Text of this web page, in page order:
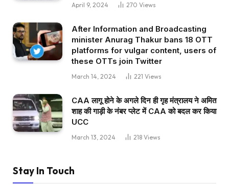
April 9, 2024 270 Views
After Information and Broadcasting
minister Anurag Thakur bans 18 OTT
platforms for vulgar content, users of
these OTTs join Twitter
March 14, 2024 221 Views
CAA लागू होने के अगले दिन ही गृह मंत्रालय ने अमित
शाह की गाड़ी के नंबर प्लेट में CAA को बदल कर किया
UCC
March 13, 2024 218 Views
Stay In Touch